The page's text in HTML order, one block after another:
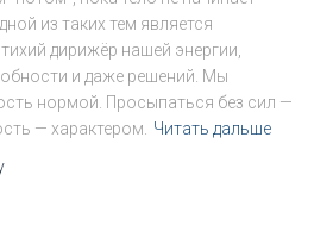
из таких тем является
дирижёр нашей энергии,
и даже решений. Мы
нормой. Просыпаться без сил —
— характером.
Читать дальше